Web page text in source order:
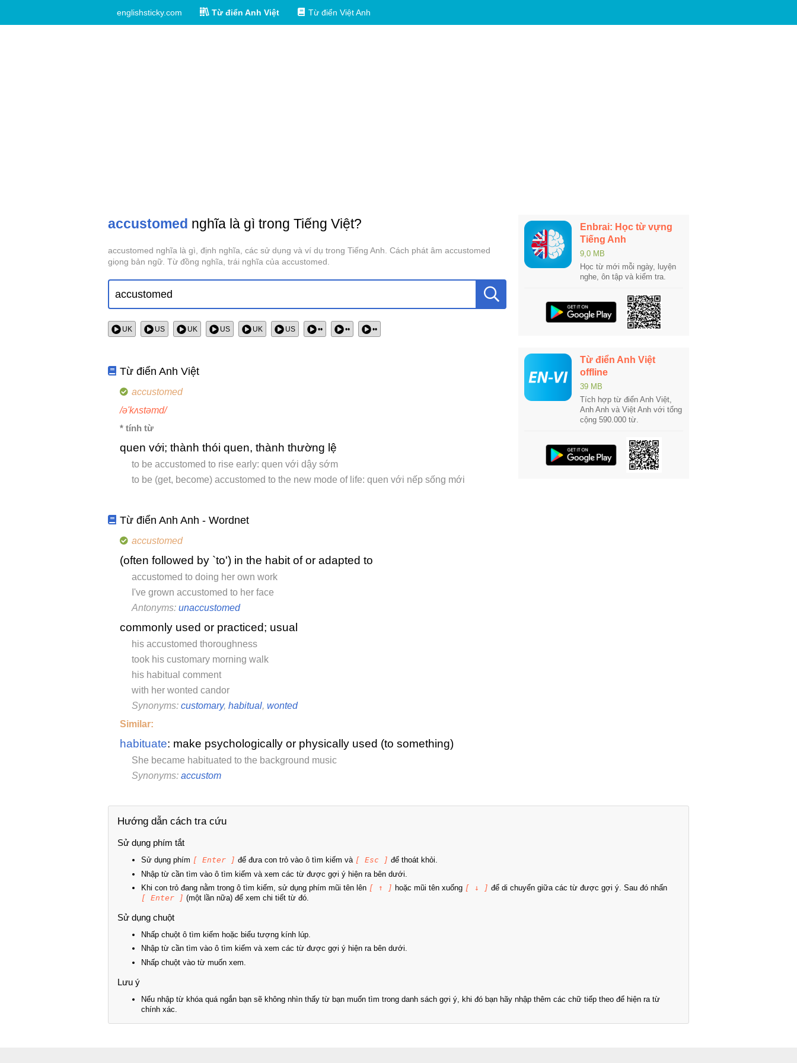
englishsticky.com Từ điển Anh Việt Từ điển Việt Anh
accustomed nghĩa là gì trong Tiếng Việt?
accustomed nghĩa là gì, định nghĩa, các sử dụng và ví dụ trong Tiếng Anh. Cách phát âm accustomed
giọng bản ngữ. Từ đồng nghĩa, trái nghĩa của accustomed.
UK US UK US UK US •• •• ••
Từ điển Anh Việt
accustomed
/ə'kʌstəmd/
* tính từ
quen với; thành thói quen, thành thường lệ
to be accustomed to rise early: quen với dậy sớm
to be (get, become) accustomed to the new mode of life: quen với nếp sống mới
Từ điển Anh Anh - Wordnet
accustomed
(often followed by `to') in the habit of or adapted to
accustomed to doing her own work
I've grown accustomed to her face
Antonyms: unaccustomed
commonly used or practiced; usual
his accustomed thoroughness
took his customary morning walk
his habitual comment
with her wonted candor
Synonyms: customary, habitual, wonted
Similar:
habituate: make psychologically or physically used (to something)
She became habituated to the background music
Synonyms: accustom
Enbrai: Học từ vựng
Tiếng Anh
9,0 MB
Học từ mới mỗi ngày, luyện
nghe, ôn tập và kiểm tra.
Từ điển Anh Việt
offline
39 MB
Tích hợp từ điển Anh Việt,
Anh Anh và Việt Anh với tổng
cộng 590.000 từ.
Hướng dẫn cách tra cứu
Sử dụng phím tắt
Sử dụng phím [ Enter ] để đưa con trỏ vào ô tìm kiếm và [ Esc ] để thoát khỏi.
Nhập từ cần tìm vào ô tìm kiếm và xem các từ được gợi ý hiện ra bên dưới.
Khi con trỏ đang nằm trong ô tìm kiếm, sử dụng phím mũi tên lên [ ↑ ] hoặc mũi tên xuống [ ↓ ] để di chuyển giữa các từ được gợi ý. Sau đó nhấn
[ Enter ] (một lần nữa) để xem chi tiết từ đó.
Sử dụng chuột
Nhấp chuột ô tìm kiếm hoặc biểu tượng kính lúp.
Nhập từ cần tìm vào ô tìm kiếm và xem các từ được gợi ý hiện ra bên dưới.
Nhấp chuột vào từ muốn xem.
Lưu ý
Nếu nhập từ khóa quá ngắn bạn sẽ không nhìn thấy từ bạn muốn tìm trong danh sách gợi ý, khi đó bạn hãy nhập thêm các chữ tiếp theo để hiện ra từ
chính xác.